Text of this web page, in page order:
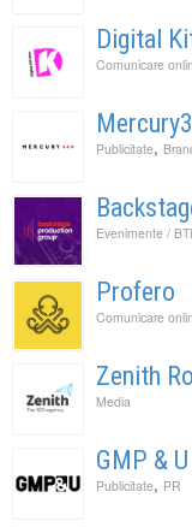
Digital
Comunicare
Publicitate,
Evenimente / BTL
Profero
Comunicare
Zenith
Media
GMP & U
Publicitate, PR